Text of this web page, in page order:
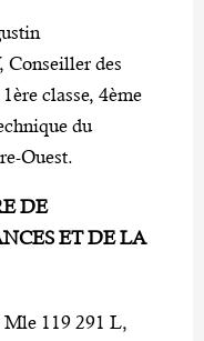
des
classe, 4ème
du
Ouest.
DE
ET DE LA
119 291 L,